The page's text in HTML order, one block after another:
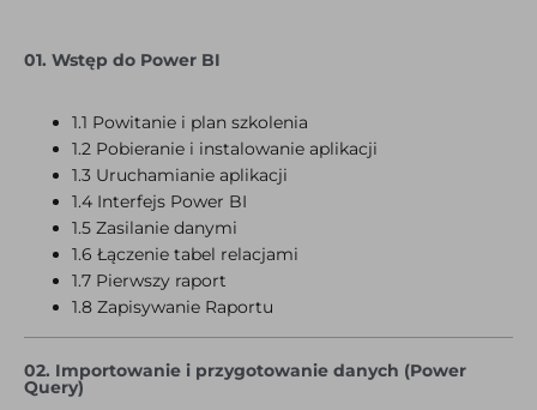
01. Wstęp do Power BI
1.1 Powitanie i plan szkolenia
1.2 Pobieranie i instalowanie aplikacji
1.3 Uruchamianie aplikacji
1.4 Interfejs Power BI
1.5 Zasilanie danymi
1.6 Łączenie tabel relacjami
1.7 Pierwszy raport
1.8 Zapisywanie Raportu
02. Importowanie i przygotowanie danych (Power
Query)